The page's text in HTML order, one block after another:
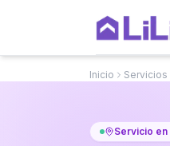
Inicio Servicios
Servicio